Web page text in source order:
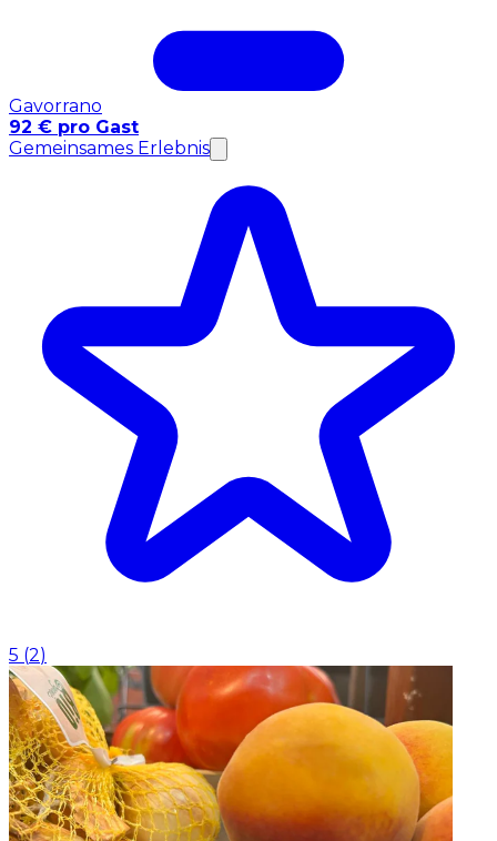
Gavorrano
92 € pro Gast
Gemeinsames Erlebnis
5 (2)